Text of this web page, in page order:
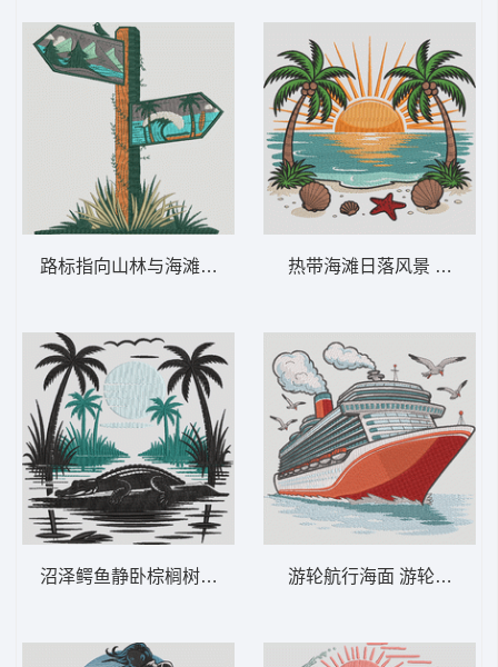
路标指向山林与海滩 山与海滩标志——冒险-
沼泽鳄鱼静卧棕榈树下 沼泽鳄鱼 – 热带日
热带海滩日落风景 热带
游轮航行海面 游轮探险